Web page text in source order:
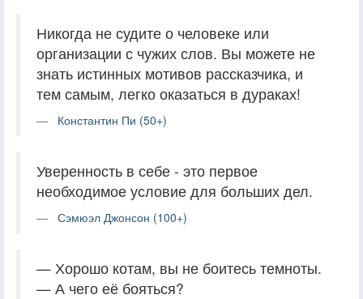
Никогда не судите о человеке или
организации с чужих слов. Вы можете не
знать истинных мотивов рассказчика, и
тем самым, легко оказаться в дураках!
Константин Пи (50+)
Уверенность в себе - это первое
необходимое условие для больших дел.
Сэмюэл Джонсон (100+)
— Хорошо котам, вы не боитесь темноты.
— А чего её бояться?